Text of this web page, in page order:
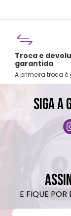
Troca e
garantida
A primeira troca é
SIGA A
E FIQUE